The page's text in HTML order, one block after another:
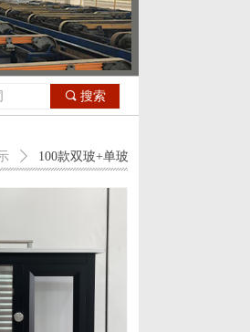
瑰金拉丝、香槟拉丝。40款包墙料，挂
끠 搜索
ꄲ 100款双玻+单玻